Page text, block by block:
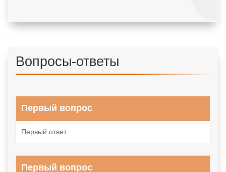
Вопросы-ответы
Первый вопрос
Первый ответ
Первый вопрос